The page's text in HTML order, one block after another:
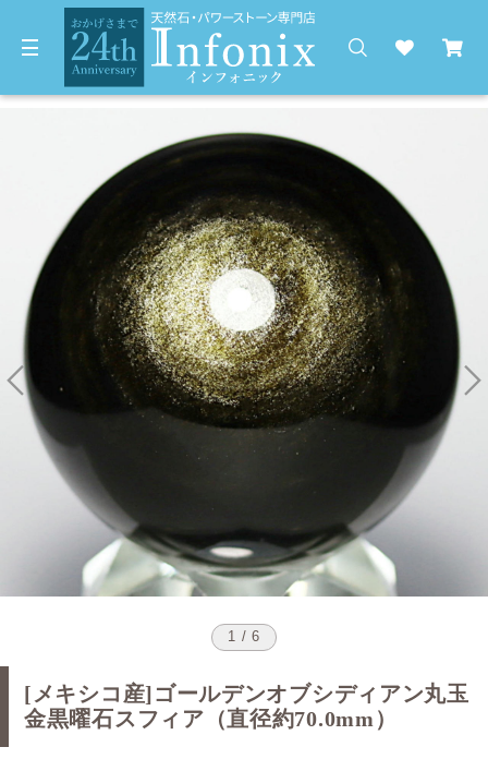
1 / 6
[メキシコ産]ゴールデンオブシディアン丸玉
金黒曜石スフィア（直径約70.0mm）